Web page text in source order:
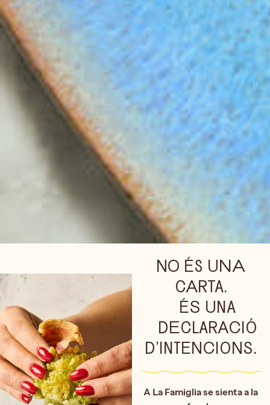
NO ÉS UNA
CARTA.
ÉS UNA
DECLARACIÓ
D’INTENCIONS.
A La Famiglia se sienta a la